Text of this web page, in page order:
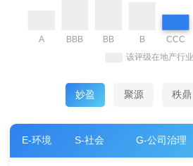
妙盈 聚源 秩鼎
E-环境 S-社会 G-公司治理